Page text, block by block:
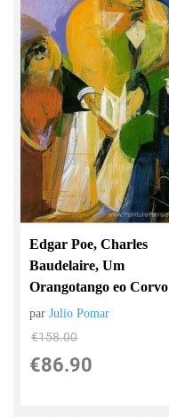
Edgar Poe, Charles
Baudelaire, Um
Orangotango eo Corvo
parJulio Pomar
€158.00
€86.90